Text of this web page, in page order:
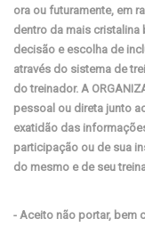
ora ou futuramente, em
dentro da mais cristalina
decisão e escolha de
através do sistema de
do treinador. A
pessoal ou direta junto
exatidão das
participação ou de sua
do mesmo e de seu
- Aceito não portar, bem